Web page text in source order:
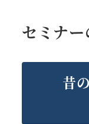
セミナ
昔